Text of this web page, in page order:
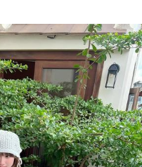
cần biết
hệ quảng cáo